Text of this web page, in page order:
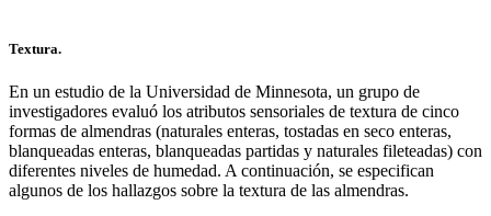
Textura.
En un estudio de la Universidad de Minnesota, un grupo de
investigadores evaluó los atributos sensoriales de textura de cinco
formas de almendras (naturales enteras, tostadas en seco enteras,
blanqueadas enteras, blanqueadas partidas y naturales fileteadas) con
diferentes niveles de humedad. A continuación, se especifican
algunos de los hallazgos sobre la textura de las almendras.